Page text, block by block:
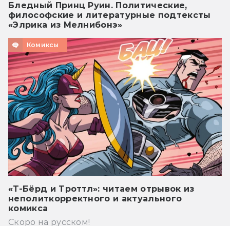
Бледный Принц Руин. Политические,
философские и литературные подтексты
«Элрика из Мелнибонэ»
Комиксы
«Т-Бёрд и Троттл»: читаем отрывок из
неполиткорректного и актуального
комикса
Скоро на русском!